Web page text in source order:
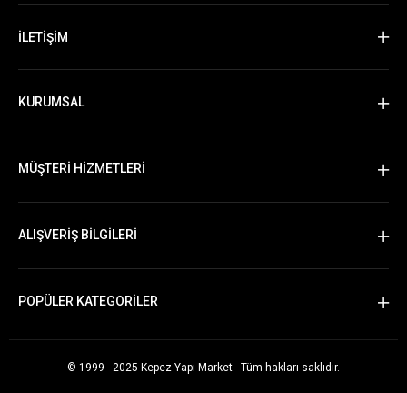
İLETİŞİM
KURUMSAL
MÜŞTERİ HİZMETLERİ
ALIŞVERİŞ BİLGİLERİ
POPÜLER KATEGORİLER
© 1999 - 2025 Kepez Yapı Market - Tüm hakları saklıdır.